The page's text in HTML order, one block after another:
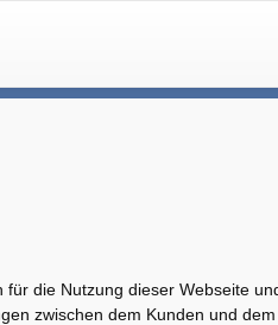
für die Nutzung dieser Webseite
zwischen dem Kunden und